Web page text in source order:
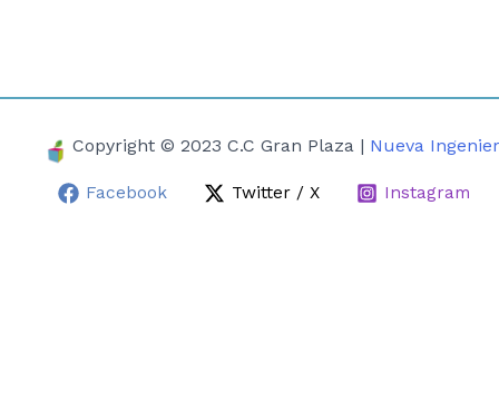
Copyright © 2023 C.C Gran Plaza | Nueva
Facebook Twitter / X Instagram